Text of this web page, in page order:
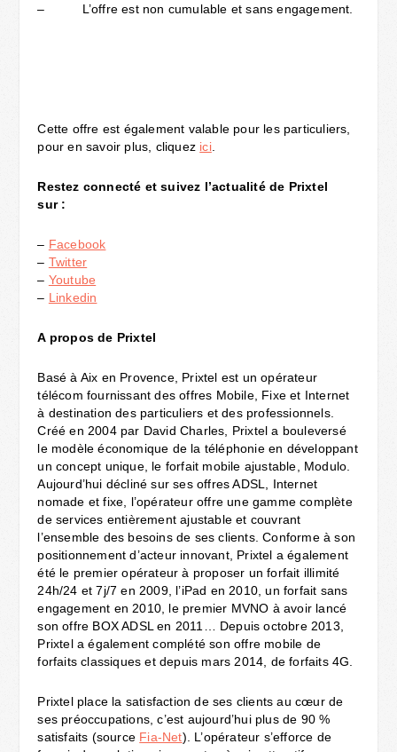
– L’offre est non cumulable et sans engagement.
Cette offre est également valable pour les particuliers,
pour en savoir plus, cliquez ici.
Restez connecté et suivez l’actualité de Prixtel
sur :
– Facebook
– Twitter
– Youtube
– Linkedin
A propos de Prixtel
Basé à Aix en Provence, Prixtel est un opérateur
télécom fournissant des offres Mobile, Fixe et Internet
à destination des particuliers et des professionnels.
Créé en 2004 par David Charles, Prixtel a bouleversé
le modèle économique de la téléphonie en développant
un concept unique, le forfait mobile ajustable, Modulo.
Aujourd’hui décliné sur ses offres ADSL, Internet
nomade et fixe, l’opérateur offre une gamme complète
de services entièrement ajustable et couvrant
l’ensemble des besoins de ses clients. Conforme à son
positionnement d’acteur innovant, Prixtel a également
été le premier opérateur à proposer un forfait illimité
24h/24 et 7j/7 en 2009, l’iPad en 2010, un forfait sans
engagement en 2010, le premier MVNO à avoir lancé
son offre BOX ADSL en 2011… Depuis octobre 2013,
Prixtel a également complété son offre mobile de
forfaits classiques et depuis mars 2014, de forfaits 4G.
Prixtel place la satisfaction de ses clients au cœur de
ses préoccupations, c’est aujourd’hui plus de 90 %
satisfaits (source Fia-Net). L’opérateur s’efforce de